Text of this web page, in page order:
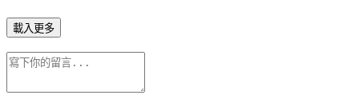
載入更多